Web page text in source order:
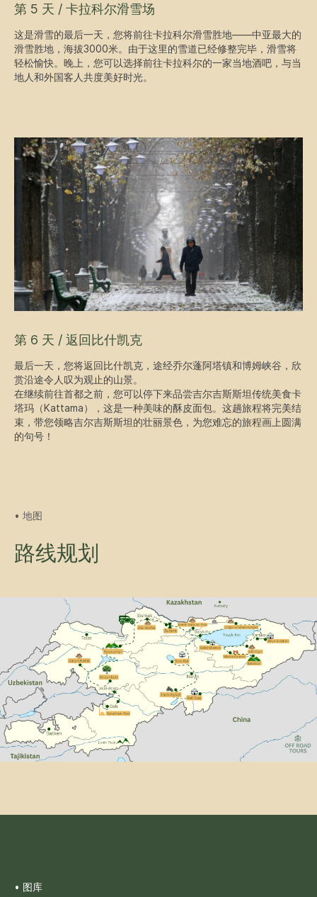
第 5 天 / 卡拉科尔滑雪场
这是滑雪的最后一天，您将前往卡拉科尔滑雪胜地——中亚最大的
滑雪胜地，海拔3000米。由于这里的雪道已经修整完毕，滑雪将
轻松愉快。晚上，您可以选择前往卡拉科尔的一家当地酒吧，与当
地人和外国客人共度美好时光。
第 6 天 / 返回比什凯克
最后一天，您将返回比什凯克，途经乔尔蓬阿塔镇和博姆峡谷，欣
赏沿途令人叹为观止的山景。
在继续前往首都之前，您可以停下来品尝吉尔吉斯斯坦传统美食卡
塔玛（Kattama），这是一种美味的酥皮面包。这趟旅程将完美结
束，带您领略吉尔吉斯斯坦的壮丽景色，为您难忘的旅程画上圆满
的句号！
• 地图
路线规划
• 图库
滑雪之旅
更多 预订
团队人数：3-6人
适合季节：10月–3月
团队人数：3-6人
每人起价：850美元
难度：中等
吉尔吉斯斯坦冬季探险
更多 预订
行程时长：6天
行程时长：6天